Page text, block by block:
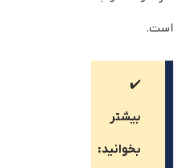
است.
✔️
بیشتر
بخوانید: